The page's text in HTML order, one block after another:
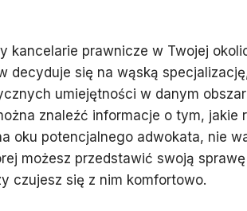
kancelarie prawnicze w Twojej
decyduje się na wąską
umiejętności w danym
znaleźć informacje o tym, jakie
oku potencjalnego adwokata, nie
możesz przedstawić swoją
czujesz się z nim komfortowo.